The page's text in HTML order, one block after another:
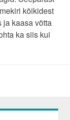
kõikidest
kaasa võtta
ka siis kui